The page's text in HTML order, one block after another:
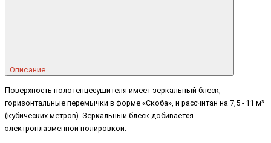
Описание
Поверхность полотенцесушителя имеет зеркальный блеск,
горизонтальные перемычки в форме «Скоба», и рассчитан на 7,5 - 11 м³
(кубических метров). Зеркальный блеск добивается
электроплазменной полировкой.